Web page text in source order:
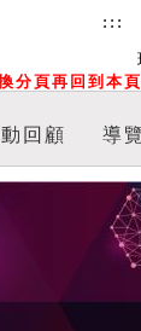
分頁再回到本
:::
回顧 導